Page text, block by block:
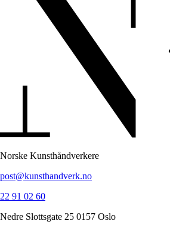
Norske Kunsthåndverkere
post@kunsthandverk.no
22 91 02 60
Nedre Slottsgate 25 0157 Oslo